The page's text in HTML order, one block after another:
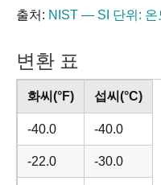
출처: NIST — SI 단위: 온
변환 표
화씨(°F) 섭씨(°C)
-40.0 -40.0
-22.0 -30.0